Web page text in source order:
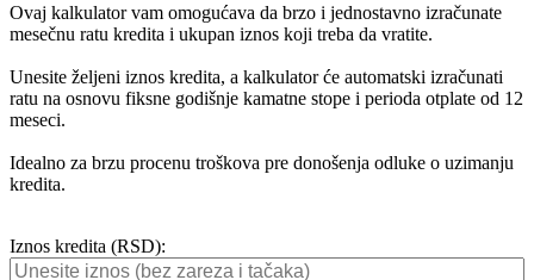
Ovaj kalkulator vam omogućava da brzo i jednostavno izračunate
mesečnu ratu kredita i ukupan iznos koji treba da vratite.
Unesite željeni iznos kredita, a kalkulator će automatski izračunati
ratu na osnovu fiksne godišnje kamatne stope i perioda otplate od 12
meseci.
Idealno za brzu procenu troškova pre donošenja odluke o uzimanju
kredita.
Iznos kredita (RSD):